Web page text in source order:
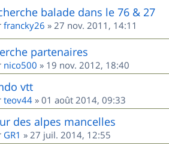
balade dans le 76 & 27
francky26 » 27 nov. 2011, 14:11
partenaires
nico500 » 19 nov. 2012, 18:40
vtt
teov44 » 01 août 2014, 09:33
des alpes mancelles
GR1 » 27 juil. 2014, 12:55